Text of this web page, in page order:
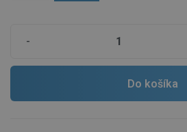
-
Do košíka